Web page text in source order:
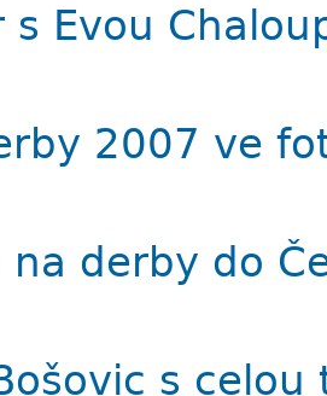
s Evou
2007 ve
na derby do
s celou